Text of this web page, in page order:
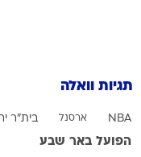
תגיות וואלה
NBA ארסנל בית"ר
הפועל באר שבע